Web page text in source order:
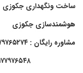
ساخت ونگهداری جکوزی
هوشمندسازی جکوزی
مشاوره رایگان : ۰۲۱۷۷۹۷۶۵۲۷۴